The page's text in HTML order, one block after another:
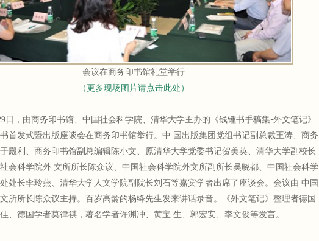
会议在商务印书馆礼堂举行
（更多现场图片请点击此处）
日，由商务印书馆、中国社会科学院、清华大学主办的《钱锺书手稿集•外文笔记》
书首发式暨出版座谈会在商务印书馆举行。中 国出版集团党组书记副总裁王涛、商务
殿利、商务印书馆副总编辑陈小文、原清华大学党委书记贺美英、清华大学副校长
会科学院外 文所所长陈众议、中国社会科学院外文所副所长吴晓都、中国社会科学
处长李玲燕、清华大学人文学院副院长刘石等嘉宾学者出席了座谈会。会议由 中国
所所长陈众议主持。百岁高龄的杨绛先生发来讲话录音。《外文笔记》整理者德国
、德国学者莫律祺，著名学者许渊冲、黄宝 生、郭宏安、李文俊等发言。